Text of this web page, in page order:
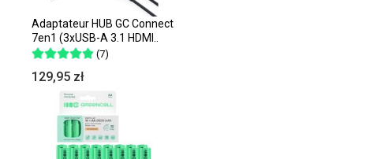
Adaptateur HUB GC Connect
7en1 (3xUSB-A 3.1 HDMI..
(7)
129,95 zł